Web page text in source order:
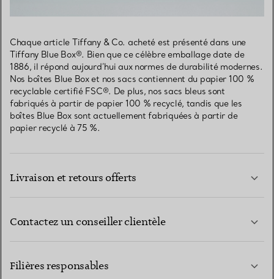
Chaque article Tiffany & Co. acheté est présenté dans une
Tiffany Blue Box®. Bien que ce célèbre emballage date de
1886, il répond aujourd’hui aux normes de durabilité modernes.
Nos boîtes Blue Box et nos sacs contiennent du papier 100 %
recyclable certifié FSC®. De plus, nos sacs bleus sont
fabriqués à partir de papier 100 % recyclé, tandis que les
boîtes Blue Box sont actuellement fabriquées à partir de
papier recyclé à 75 %.
Livraison et retours offerts
Contactez un conseiller clientèle
Filières responsables